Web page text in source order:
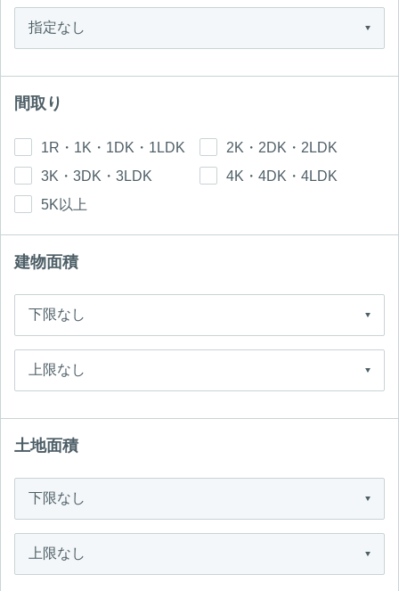
間取り
1R・1K・1DK・1LDK
2K・2DK・2LDK
3K・3DK・3LDK
4K・4DK・4LDK
5K以上
建物面積
土地面積